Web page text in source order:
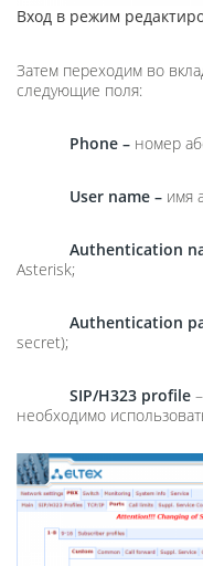
Вход в режим
Затем переходим во
следующие поля:
Phone – номер
User name – имя
Authentication
Asterisk;
Authentication
secret);
SIP/H323 profile
необходимо